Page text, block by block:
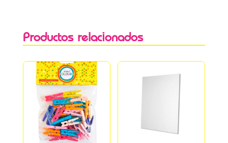
Productos relacionados